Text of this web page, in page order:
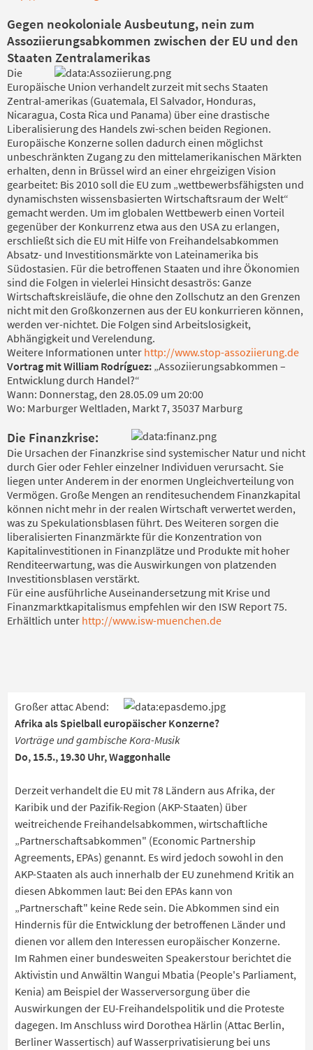
Gegen neokoloniale Ausbeutung, nein zum
Assoziierungsabkommen zwischen der EU und den
Staaten Zentralamerikas
Die
Europäische Union verhandelt zurzeit mit sechs Staaten
Zentral-amerikas (Guatemala, El Salvador, Honduras,
Nicaragua, Costa Rica und Panama) über eine drastische
Liberalisierung des Handels zwi-schen beiden Regionen.
Europäische Konzerne sollen dadurch einen möglichst
unbeschränkten Zugang zu den mittelamerikanischen Märkten
erhalten, denn in Brüssel wird an einer ehrgeizigen Vision
gearbeitet: Bis 2010 soll die EU zum „wettbewerbsfähigsten und
dynamischsten wissensbasierten Wirtschaftsraum der Welt“
gemacht werden. Um im globalen Wettbewerb einen Vorteil
gegenüber der Konkurrenz etwa aus den USA zu erlangen,
erschließt sich die EU mit Hilfe von Freihandelsabkommen
Absatz- und Investitionsmärkte von Lateinamerika bis
Südostasien. Für die betroffenen Staaten und ihre Ökonomien
sind die Folgen in vielerlei Hinsicht desaströs: Ganze
Wirtschaftskreisläufe, die ohne den Zollschutz an den Grenzen
nicht mit den Großkonzernen aus der EU konkurrieren können,
werden ver-nichtet. Die Folgen sind Arbeitslosigkeit,
Abhängigkeit und Verelendung.
Weitere Informationen unter http://www.stop-assoziierung.de
Vortrag mit William Rodríguez: „Assoziierungsabkommen –
Entwicklung durch Handel?“
Wann: Donnerstag, den 28.05.09 um 20:00
Wo: Marburger Weltladen, Markt 7, 35037 Marburg
Die Finanzkrise:
Die Ursachen der Finanzkrise sind systemischer Natur und nicht
durch Gier oder Fehler einzelner Individuen verursacht. Sie
liegen unter Anderem in der enormen Ungleichverteilung von
Vermögen. Große Mengen an renditesuchendem Finanzkapital
können nicht mehr in der realen Wirtschaft verwertet werden,
was zu Spekulationsblasen führt. Des Weiteren sorgen die
liberalisierten Finanzmärkte für die Konzentration von
Kapitalinvestitionen in Finanzplätze und Produkte mit hoher
Renditeerwartung, was die Auswirkungen von platzenden
Investitionsblasen verstärkt.
Für eine ausführliche Auseinandersetzung mit Krise und
Finanzmarktkapitalismus empfehlen wir den ISW Report 75.
Erhältlich unter http://www.isw-muenchen.de
Großer attac Abend:
Afrika als Spielball europäischer Konzerne?
Vorträge und gambische Kora-Musik
Do, 15.5., 19.30 Uhr, Waggonhalle
Derzeit verhandelt die EU mit 78 Ländern aus Afrika, der
Karibik und der Pazifik-Region (AKP-Staaten) über
weitreichende Freihandelsabkommen, wirtschaftliche
„Partnerschaftsabkommen" (Economic Partnership
Agreements, EPAs) genannt. Es wird jedoch sowohl in den
AKP-Staaten als auch innerhalb der EU zunehmend Kritik an
diesen Abkommen laut: Bei den EPAs kann von
„Partnerschaft" keine Rede sein. Die Abkommen sind ein
Hindernis für die Entwicklung der betroffenen Länder und
dienen vor allem den Interessen europäischer Konzerne.
Im Rahmen einer bundesweiten Speakerstour berichtet die
Aktivistin und Anwältin Wangui Mbatia (People's Parliament,
Kenia) am Beispiel der Wasserversorgung über die
Auswirkungen der EU-Freihandelspolitik und die Proteste
dagegen. Im Anschluss wird Dorothea Härlin (Attac Berlin,
Berliner Wassertisch) auf Wasserprivatisierung bei uns